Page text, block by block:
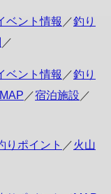
ベント情報 ／釣り
／
ベント情報 ／釣り
MAP ／宿泊施設 ／
りポイント ／火山